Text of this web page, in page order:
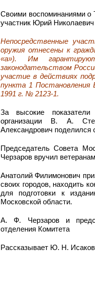
Своими воспоминаниями о
участник Юрий
Непосредственные
оружия отнесены к
«а»). Им
законодательством
участие в действиях
пункта 1 Постановления
1991 г. № 2123-1.
За высокие
организации В. А.
Александрович поделился
Председатель Совета
Черзаров вручил
Анатолий Филимонович
своих городов, находить
для подготовки к
Московской области.
А. Ф. Черзаров и
отделения Комитета
Рассказывает Ю. Н. Исаков